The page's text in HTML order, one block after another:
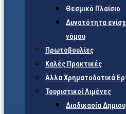
Θεσμικό Πλαίσιο
Δυνατότητα
νόμου
Πρωτοβουλίες
Καλές Πρακτικές
Άλλα Χρηματοδοτικά
Τουριστικοί Λιμένες
Διαδικασία